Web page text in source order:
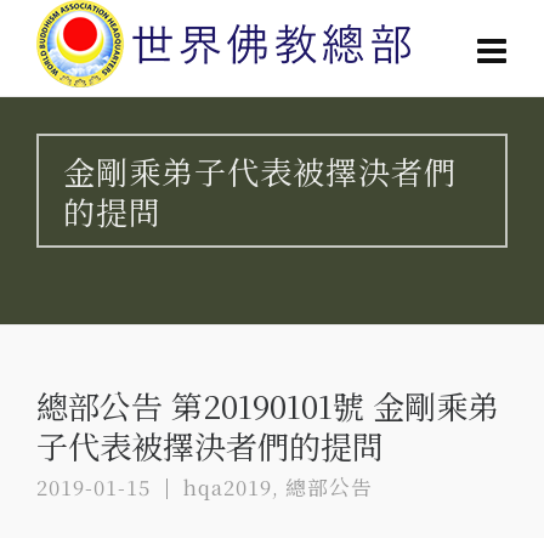
金剛乘弟子代表被擇決者們
的提問
總部公告 第20190101號 金剛乘弟
子代表被擇決者們的提問
2019-01-15 hqa2019, 總部公告